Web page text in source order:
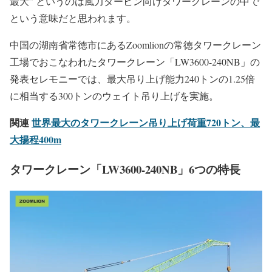
という意味だと思われます。
中国の湖南省常徳市にあるZoomlionの常徳タワークレーン
工場でおこなわれたタワークレーン「LW3600-240NB」の
発表セレモニーでは、最大吊り上げ能力240トンの1.25倍
に相当する300トンのウェイト吊り上げを実施。
関連世界最大のタワークレーン吊り上げ荷重720トン、最
大揚程400m
タワークレーン「LW3600-240NB」6つの特長